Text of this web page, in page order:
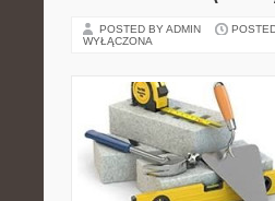
POSTED BY ADMIN
WYŁĄCZONA